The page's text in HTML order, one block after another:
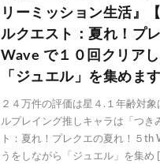
リーミッション生活』
ルクエスト：夏れ！プ
Wave で１０回クリア
「ジュエル」を集めます
２４万件の評価は星４.１年齢対
ルプレイング推しキャラは「つき
ト：夏れ！プレクエの夏れ！５th
うをしながら「ジュエル」を集め